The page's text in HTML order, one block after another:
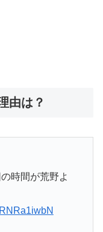
由は？
時間が荒野よ